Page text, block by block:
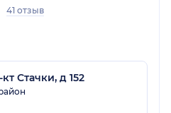
41 отзыв
Стачки, д 152